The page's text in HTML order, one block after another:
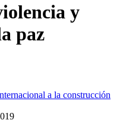
y
paz
a la construcción